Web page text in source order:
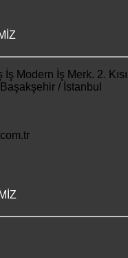
İş Modern İş Merk. 2.
/ İstanbul